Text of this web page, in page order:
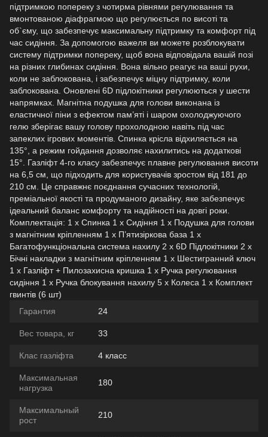
підтримкою попереку з чотирма рівнями регулювання та
вмонтованою діафрагмою що регулюється по висоті та
об`єму, що забезпечує максимальну підтримку та комфорт під
час сидіння. За допомогою важеля ви можете розблокувати
систему підтримки попереку, щоб вона відповідала вашій позі
на різних глибинах сидіння. Вона вільно реагує на ваші рухи,
коли не заблокована, і забезпечує міцну підтримку, коли
заблокована. Оновлені 6D підлокітники регулюються у шести
напрямках. Магнітна подушка для голови виконана із
еластичної піни з ефектом пам’яті і шаром охолоджуючого
гелю зберігає вашу голову прохолодною навіть під час
запеклих ігрових моментів. Спинка крісла відхиляється на
135°, а режим гойдання дозволяє нахилитись на додаткові
15°. Газліфт 4-го класу забезпечує плавне регулювання висоти
на 6,5 см, що підходить для користувачів зростом від 181 до
210 см. Це справжнє поєднання сучасних технологій,
преміальної якості та продуманого дизайну, яке забезпечує
ідеальний баланс комфорту та надійності на довгі роки.
Комплектація: 1 x Спинка 1 x Сидіння 1 x Подушка для голови
з магнітним кріпленням 1 x П’ятизіркова база 1 x
Багатофункціональна система нахилу 2 x 6D Підлокітники 2 x
Бічні накладки з магнітним кріпленням 1 x Шестигранний ключ
1 x Газліфт + Пилозахисна кришка 1 x Ручка регулювання
сидіння 1 x Ручка блокування нахилу 5 х Колеса 1 х Комплект
гвинтів (6 шт)
Гарантия
24
Вес товара, кг 33
Клас газліфта 4 класс
Максимальная
нагрузка
180
Максимальный
рост
210